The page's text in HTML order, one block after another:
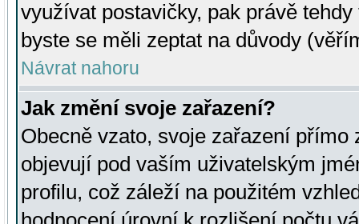
využívat postavičky, pak právě
byste se měli zeptat na důvody
Návrat nahoru
Jak změní svoje zařazení?
Obecně vzato, svoje zařazení přímo
objevují pod vaším uživatelským
profilu, což záleží na použitém